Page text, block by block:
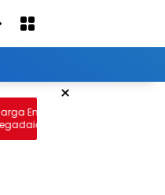
×
10 Februari 2026: Antam dan
Kembali Melonjak